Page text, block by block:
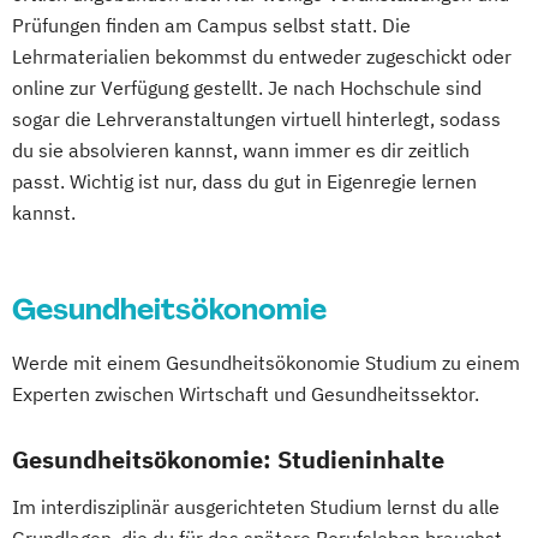
Public Health Soziale Arbeit
Sozialmanagement
Sportpsychologie
Prüfungen finden am Campus selbst statt. Die
Lehrmaterialien bekommst du entweder zugeschickt oder
online zur Verfügung gestellt. Je nach Hochschule sind
sogar die Lehrveranstaltungen virtuell hinterlegt, sodass
du sie absolvieren kannst, wann immer es dir zeitlich
passt. Wichtig ist nur, dass du gut in Eigenregie lernen
kannst.
Gesundheitsökonomie
Werde mit einem Gesundheitsökonomie Studium zu einem
Experten zwischen Wirtschaft und Gesundheitssektor.
Gesundheitsökonomie: Studieninhalte
Im interdisziplinär ausgerichteten Studium lernst du alle